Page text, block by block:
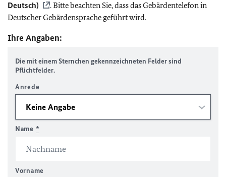
Deutsch)
. Bitte beachten Sie, dass das Gebärdentelefon in
Deutscher Gebärdensprache geführt wird.
Ihre Angaben:
Die mit einem Sternchen gekennzeichneten Felder sind
Pflichtfelder.
Anrede
Name *
Vorname